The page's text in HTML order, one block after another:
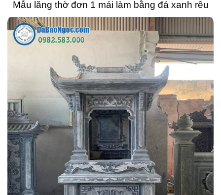
Mẫu lăng thờ đơn 1 mái làm bằng đá xanh rêu